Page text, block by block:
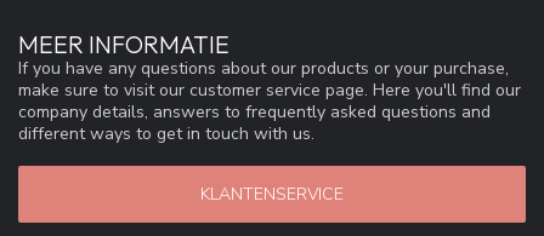
MEER INFORMATIE
If you have any questions about our products or your purchase,
make sure to visit our customer service page. Here you'll find our
company details, answers to frequently asked questions and
different ways to get in touch with us.
KLANTENSERVICE